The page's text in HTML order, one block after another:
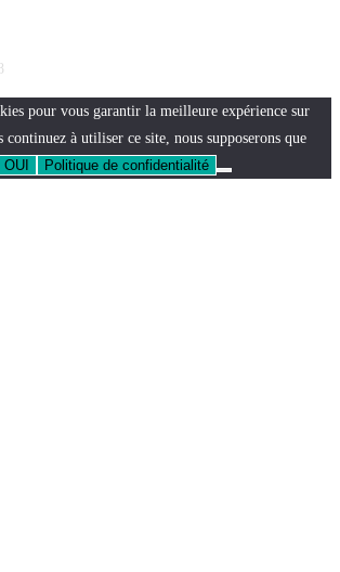
pour vous garantir la meilleure expérience sur
à utiliser ce site, nous supposerons que
OUI Politique de confidentialité